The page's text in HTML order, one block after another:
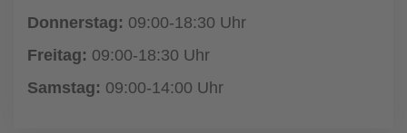
Donnerstag: 09:00-18:30 Uhr
Freitag: 09:00-18:30 Uhr
Samstag: 09:00-14:00 Uhr